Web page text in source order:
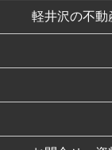
軽井沢の不動